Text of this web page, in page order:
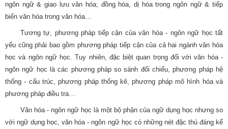
ngôn ngữ & giao lưu văn hóa; đồng hóa, dị hóa trong ngôn ngữ & tiếp
biến văn hóa trong văn hóa…
Tương tự, phương pháp tiếp cận của văn hóa - ngôn ngữ học tất
yếu cũng phải bao gồm phương pháp tiếp cận của cả hai ngành văn hóa
học và ngôn ngữ học. Tuy nhiên, đặc biệt quan trọng đối với văn hóa -
ngôn ngữ học là các phương pháp so sánh đối chiếu, phương pháp hệ
thống - cấu trúc, phương pháp thống kê, phương pháp mô hình hóa và
phương pháp điều tra…
Văn hóa - ngôn ngữ học là một bộ phận của ngữ dụng học nhưng so
với ngữ dụng học, văn hóa - ngôn ngữ học có những nét đặc thù đáng kể